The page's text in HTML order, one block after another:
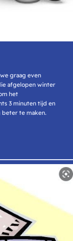
graag even
afgelopen winter
het
3 minuten tijd en
beter te maken.